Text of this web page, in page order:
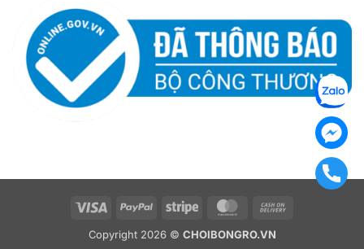
Visa PayPal Stripe MasterCard
Copyright 2026 © CHOIBONGRO.VN